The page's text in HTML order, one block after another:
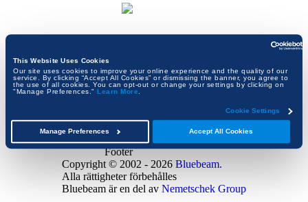
This Website Uses Cookies
Our site uses cookies to improve your online experience and the quality of our
service. By clicking “Accept All Cookies” or dismissing the banner, you agree to
the use of all cookies. You can opt-out or change your settings by clicking on
"Manage Preferences." Learn More.
Cookie Settings
Accept All Cookies
Manage Preferences
Copyright © 2002 - 2026 Bluebeam.
Alla rättigheter förbehålles
Bluebeam är en del av Nemetschek Group
DMCA-policy
Footer